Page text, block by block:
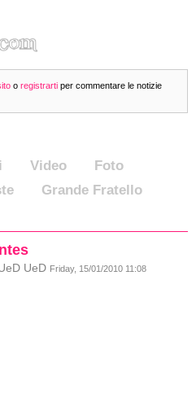
o registrarti per commentare le notizie
Video
Foto
Grande Fratello
UeD Friday, 15/01/2010 11:08